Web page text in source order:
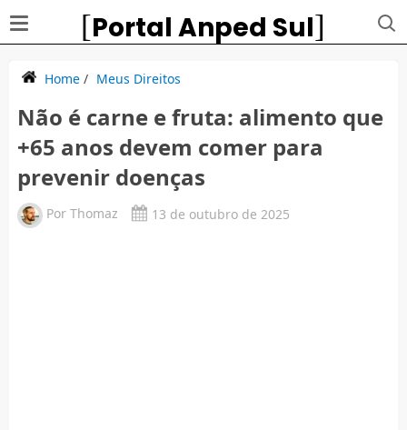
Portal Anped Sul
Home/ Meus Direitos
Não é carne e fruta: alimento que
+65 anos devem comer para
prevenir doenças
Por Thomaz 13 de outubro de 2025